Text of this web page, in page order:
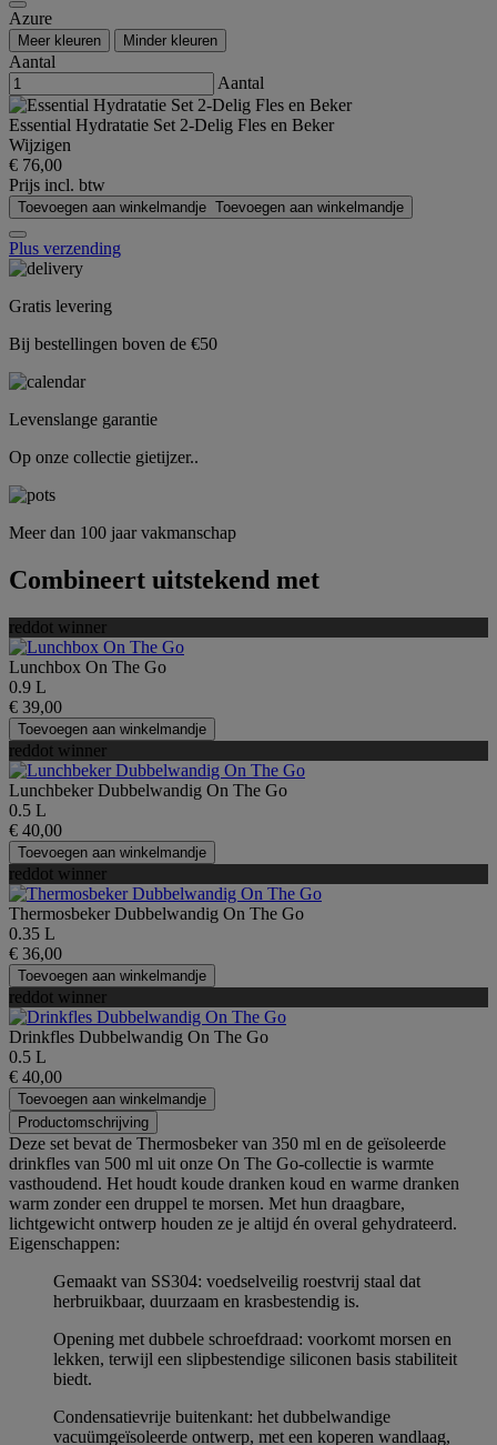
Azure
Meer kleuren Minder kleuren
Aantal
Aantal
Essential Hydratatie Set 2-Delig Fles en Beker
Wijzigen
€ 76,00
Prijs incl. btw
Toevoegen aan winkelmandje Toevoegen aan winkelmandje
Plus verzending
Gratis levering
Bij bestellingen boven de €50
Levenslange garantie
Op onze collectie gietijzer..
Meer dan 100 jaar vakmanschap
Combineert uitstekend met
reddot winner
Lunchbox On The Go
0.9 L
€ 39,00
Toevoegen aan winkelmandje
reddot winner
Lunchbeker Dubbelwandig On The Go
0.5 L
€ 40,00
Toevoegen aan winkelmandje
reddot winner
Thermosbeker Dubbelwandig On The Go
0.35 L
€ 36,00
Toevoegen aan winkelmandje
reddot winner
Drinkfles Dubbelwandig On The Go
0.5 L
€ 40,00
Toevoegen aan winkelmandje
Productomschrijving
Deze set bevat de Thermosbeker van 350 ml en de geïsoleerde
drinkfles van 500 ml uit onze On The Go-collectie is warmte
vasthoudend. Het houdt koude dranken koud en warme dranken
warm zonder een druppel te morsen. Met hun draagbare,
lichtgewicht ontwerp houden ze je altijd én overal gehydrateerd.
Eigenschappen:
Gemaakt van SS304: voedselveilig roestvrij staal dat
herbruikbaar, duurzaam en krasbestendig is.
Opening met dubbele schroefdraad: voorkomt morsen en
lekken, terwijl een slipbestendige siliconen basis stabiliteit
biedt.
Condensatievrije buitenkant: het dubbelwandige
vacuümgeïsoleerde ontwerp, met een koperen wandlaag,